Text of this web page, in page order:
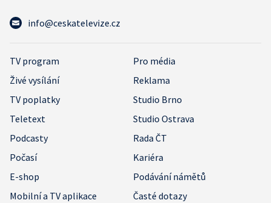
info@ceskatelevize.cz
TV program
Pro média
Živé vysílání
Reklama
TV poplatky
Studio Brno
Teletext
Studio Ostrava
Podcasty
Rada ČT
Počasí
Kariéra
E-shop
Podávání námětů
Mobilní a TV aplikace
Časté dotazy